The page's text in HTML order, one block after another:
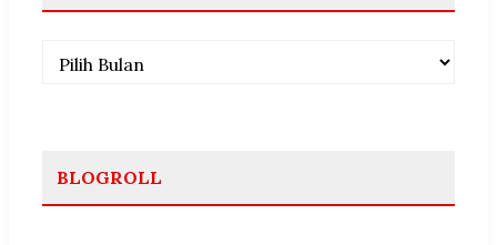
Arsip
BLOGROLL